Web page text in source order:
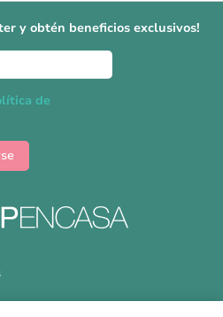
y obtén beneficios exclusivos!
de